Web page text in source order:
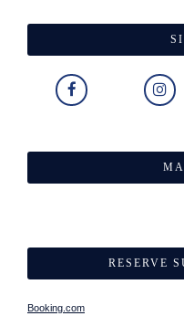
RESERVE
Booking.com